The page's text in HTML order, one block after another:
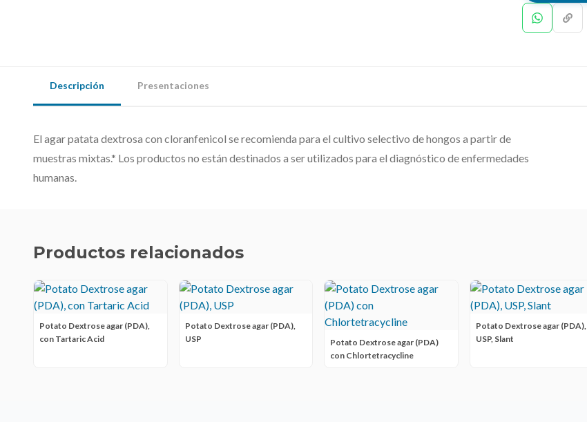
Descripción Presentaciones
El agar patata dextrosa con cloranfenicol se recomienda para el cultivo selectivo de hongos a partir de
muestras mixtas.* Los productos no están destinados a ser utilizados para el diagnóstico de enfermedades
humanas.
Productos relacionados
Potato Dextrose agar (PDA),
con Tartaric Acid
Potato Dextrose agar (PDA),
USP
Potato Dextrose agar (PDA)
con Chlortetracycline
Potato Dextrose agar (PDA),
USP, Slant